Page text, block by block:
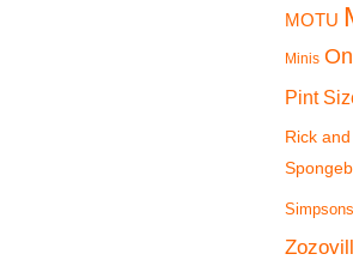
MOTU
Minis
Pint
Rick
Simpsons